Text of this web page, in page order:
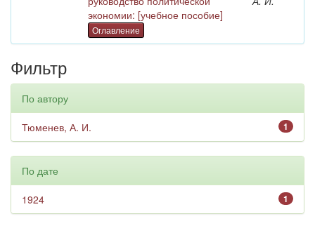
экономии: [учебное пособие]
Оглавление
Фильтр
По автору
1
Тюменев, А. И.
По дате
1
1924